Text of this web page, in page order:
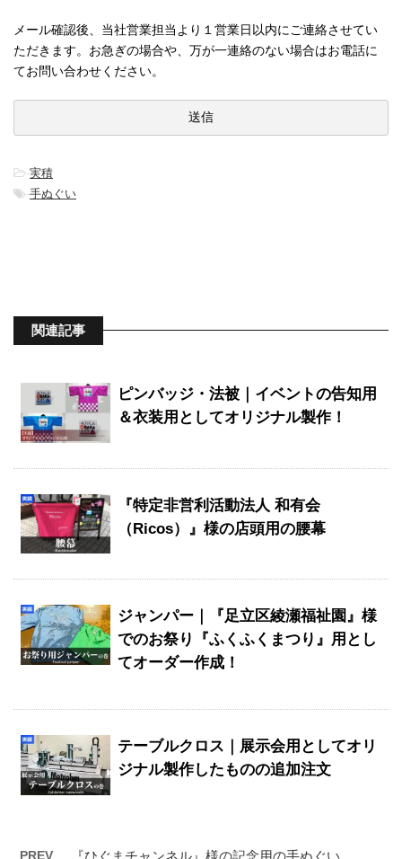
メール確認後、当社営業担当より１営業日以内にご連絡させてい
ただきます。お急ぎの場合や、万が一連絡のない場合はお電話に
てお問い合わせください。
-実積
-手ぬぐい
関連記事
ピンバッジ・法被｜イベントの告知用
＆衣装用としてオリジナル製作！
『特定非営利活動法人 和有会
（Ricos）』様の店頭用の腰幕
ジャンパー｜『足立区綾瀬福祉園』様
でのお祭り『ふくふくまつり』用とし
てオーダー作成！
テーブルクロス｜展示会用としてオリ
ジナル製作したものの追加注文
PREV